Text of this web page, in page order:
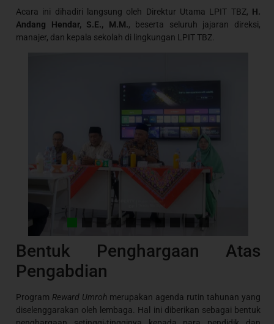
Acara ini dihadiri langsung oleh Direktur Utama LPIT TBZ, H.
Andang Hendar, S.E., M.M., beserta seluruh jajaran direksi,
manajer, dan kepala sekolah di lingkungan LPIT TBZ.
Bentuk Penghargaan Atas
Pengabdian
Program Reward Umroh merupakan agenda rutin tahunan yang
diselenggarakan oleh lembaga. Hal ini diberikan sebagai bentuk